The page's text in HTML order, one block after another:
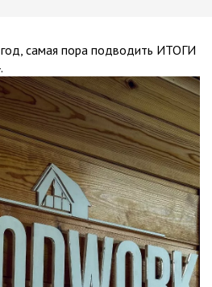
самая пора подводить ИТОГИ